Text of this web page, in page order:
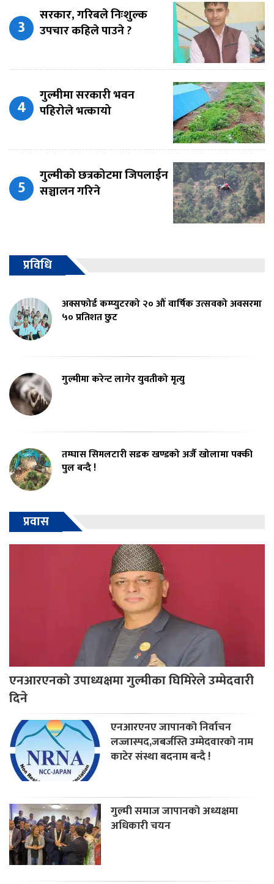
सरकार, गरिबले निःशुल्क
उपचार कहिले पाउने ?
गुल्मीमा सरकारी भवन
पहिरोले भत्कायो
गुल्मीको छत्रकोटमा जिपलाईन
सञ्चालन गरिने
प्रविधि
अक्सफोर्ड कम्प्युटरको २० औं वार्षिक उत्सवको अवसरमा
५० प्रतिशत छुट
गुल्मीमा करेन्ट लागेर युवतीको मृत्यु
तम्घास सिमलटारी सडक खण्डको अर्जै खोलामा पक्की
पुल बन्दै !
प्रवास
एनआरएनको उपाध्यक्षमा गुल्मीका घिमिरेले उम्मेदवारी
दिने
एनआरएनए जापानको निर्वाचन
लज्जास्पद,जबर्जस्ति उम्मेदवारको नाम
काटेर संस्था बदनाम बन्दै !
गुल्मी समाज जापानको अध्यक्षमा
अधिकारी चयन